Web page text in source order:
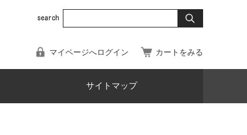
マイページへログイン カートをみる
サイトマップ